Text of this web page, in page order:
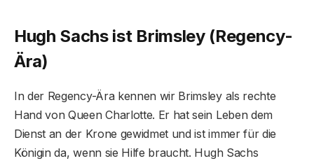
Hugh Sachs ist Brimsley (Regency-
Ära)
In der Regency-Ära kennen wir Brimsley als rechte
Hand von Queen Charlotte. Er hat sein Leben dem
Dienst an der Krone gewidmet und ist immer für die
Königin da, wenn sie Hilfe braucht. Hugh Sachs